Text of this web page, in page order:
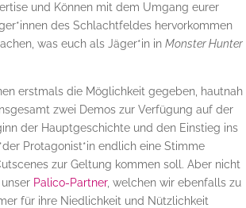
und Können mit dem Umgang eurer
des Schlachtfeldes hervorkommen
was euch als Jäger*in inMonster Hunter
erstmals die Möglichkeit gegeben, hautnah
zwei Demos zur Verfügung auf der
der Hauptgeschichte und den Einstieg ins
Protagonist*in endlich eine Stimme
zur Geltung kommen soll. Aber nicht
Palico-Partner, welchen wir ebenfalls zu
für ihre Niedlichkeit und Nützlichkeit